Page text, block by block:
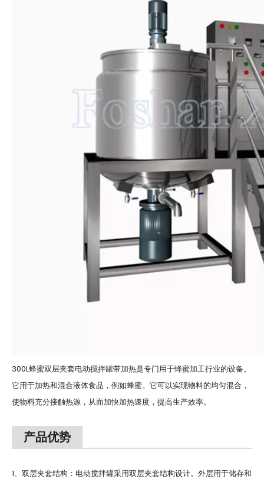
300L蜂蜜双层夹套电动搅拌罐带加热是专门用于蜂蜜加工行业的设备。
它用于加热和混合液体食品，例如蜂蜜。它可以实现物料的均匀混合，
使物料充分接触热源，从而加快加热速度，提高生产效率。
产品优势
1、双层夹套结构：电动搅拌罐采用双层夹套结构设计。外层用于储存和